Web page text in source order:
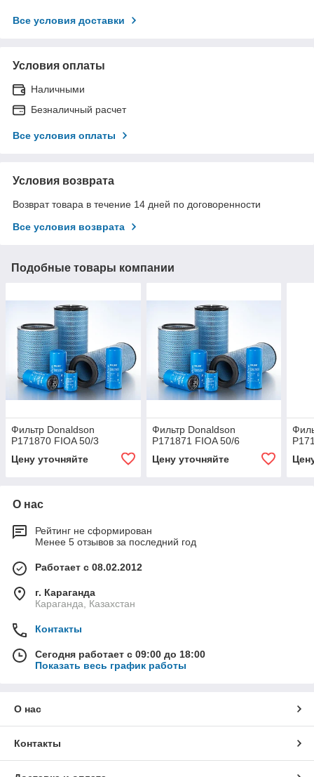
Все условия доставки
Условия оплаты
Наличными
Безналичный расчет
Все условия оплаты
Условия возврата
Возврат товара в течение 14 дней по договоренности
Все условия возврата
Подобные товары компании
Фильтр Donaldson
P171870 FIOA 50/3
Цену уточняйте
Фильтр Donaldson
P171871 FIOA 50/6
Цену уточняйте
О нас
Рейтинг не сформирован
Менее 5 отзывов за последний год
Работает с 08.02.2012
г. Караганда
Караганда, Казахстан
Контакты
Сегодня работает с 09:00 до 18:00
Показать весь график работы
О нас
Контакты